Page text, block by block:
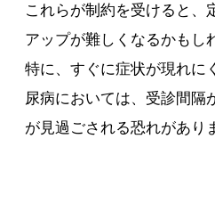
これらが制約を受けると、
アップが難しくなるかもし
特に、すぐに症状が現れに
尿病においては、受診間隔
が見過ごされる恐れがあり